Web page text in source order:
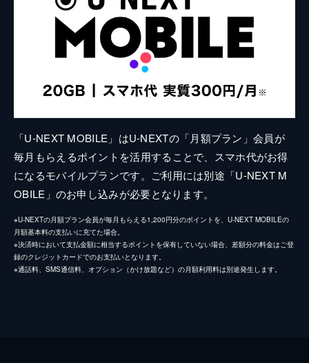
「U-NEXT MOBILE」はU-NEXTの「月額プラン」会員が
毎月もらえるポイントを活用することで、スマホ代がお得
になるモバイルプランです。ご利用には別途「U-NEXT M
OBILE」のお申し込みが必要となります。
※U-NEXTの月額プラン会員が毎月もらえる1,200円分のポイントを、U-NEXT MOBILEの
月額基本料の支払いに充てた場合。
※決済時において支払金額に相当するポイントを保有していない場合、差額分の料金はご登
録のクレジットカードでのお支払いとなります。
※通話料、SMS通信料、オプション（かけ放題など）の月額利用料は別途発生します。